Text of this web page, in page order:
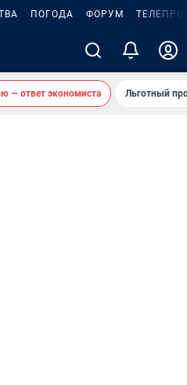
ПОГОДА ФОРУМ
— ответ экономиста Льготный